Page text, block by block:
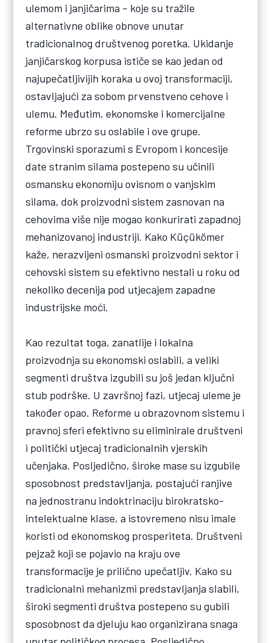
ulemom i janjičarima – koje su tražile
alternativne oblike obnove unutar
tradicionalnog društvenog poretka. Ukidanje
janjičarskog korpusa ističe se kao jedan od
najupečatljivijih koraka u ovoj transformaciji,
ostavljajući za sobom prvenstveno cehove i
ulemu. Međutim, ekonomske i komercijalne
reforme ubrzo su oslabile i ove grupe.
Trgovinski sporazumi s Evropom i koncesije
date stranim silama postepeno su učinili
osmansku ekonomiju ovisnom o vanjskim
silama, dok proizvodni sistem zasnovan na
cehovima više nije mogao konkurirati zapadnoj
mehanizovanoj industriji. Kako Küçükömer
kaže, nerazvijeni osmanski proizvodni sektor i
cehovski sistem su efektivno nestali u roku od
nekoliko decenija pod utjecajem zapadne
industrijske moći.
Kao rezultat toga, zanatlije i lokalna
proizvodnja su ekonomski oslabili, a veliki
segmenti društva izgubili su još jedan ključni
stub podrške. U završnoj fazi, utjecaj uleme je
također opao. Reforme u obrazovnom sistemu i
pravnoj sferi efektivno su eliminirale društveni
i politički utjecaj tradicionalnih vjerskih
učenjaka. Posljedično, široke mase su izgubile
sposobnost predstavljanja, postajući ranjive
na jednostranu indoktrinaciju birokratsko-
intelektualne klase, a istovremeno nisu imale
koristi od ekonomskog prosperiteta. Društveni
pejzaž koji se pojavio na kraju ove
transformacije je prilično upečatljiv. Kako su
tradicionalni mehanizmi predstavljanja slabili,
široki segmenti društva postepeno su gubili
sposobnost da djeluju kao organizirana snaga